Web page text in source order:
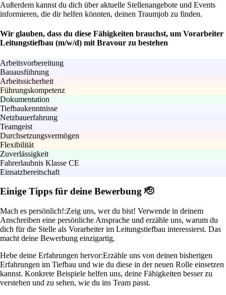
Außerdem kannst du dich über aktuelle Stellenangebote und Events
informieren, die dir helfen könnten, deinen Traumjob zu finden.
Wir glauben, dass du diese Fähigkeiten brauchst, um Vorarbeiter
Leitungstiefbau (m/w/d) mit Bravour zu bestehen
Arbeitsvorbereitung
Bauausführung
Arbeitssicherheit
Führungskompetenz
Dokumentation
Tiefbaukenntnisse
Netzbauerfahrung
Teamgeist
Durchsetzungsvermögen
Flexibilität
Zuverlässigkeit
Fahrerlaubnis Klasse CE
Einsatzbereitschaft
Einige Tipps für deine Bewerbung 🫡
Mach es persönlich!:Zeig uns, wer du bist! Verwende in deinem
Anschreiben eine persönliche Ansprache und erzähle uns, warum du
dich für die Stelle als Vorarbeiter im Leitungstiefbau interessierst. Das
macht deine Bewerbung einzigartig.
Hebe deine Erfahrungen hervor:Erzähle uns von deinen bisherigen
Erfahrungen im Tiefbau und wie du diese in der neuen Rolle einsetzen
kannst. Konkrete Beispiele helfen uns, deine Fähigkeiten besser zu
verstehen und zu sehen, wie du ins Team passt.